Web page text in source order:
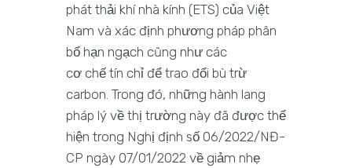
phát thải khí nhà kính (ETS) của Việt
Nam và xác định phương pháp phân
bổ hạn ngạch cũng như các
cơ chế tín chỉ để trao đổi bù trừ
carbon. Trong đó, những hành lang
pháp lý về thị trường này đã được thể
hiện trong Nghị định số 06/2022/NĐ-
CP ngày 07/01/2022 về giảm nhẹ